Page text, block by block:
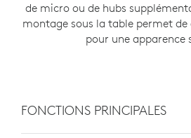
de micro ou de hubs
montage sous la table permet de
pour une apparence
FONCTIONS PRINCIPALES